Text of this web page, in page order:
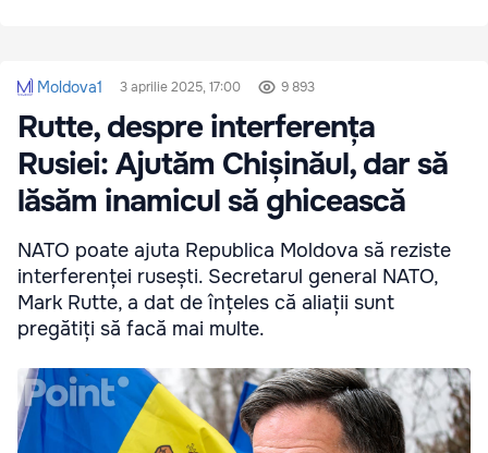
Moldova1 3 aprilie 2025, 17:00 9 893
Rutte, despre interferența
Rusiei: Ajutăm Chișinăul, dar să
lăsăm inamicul să ghicească
NATO poate ajuta Republica Moldova să reziste
interferenței rusești. Secretarul general NATO,
Mark Rutte, a dat de înțeles că aliații sunt
pregătiți să facă mai multe.